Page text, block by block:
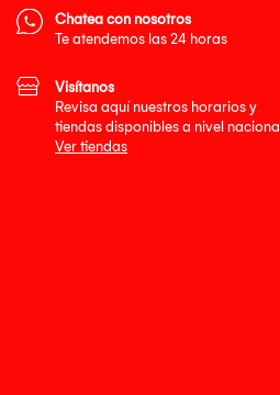
Chatea con nosotros
Te atendemos las 24 horas
Visítanos
Revisa aquí nuestros horarios y
tiendas disponibles a nivel nacional
Ver tiendas